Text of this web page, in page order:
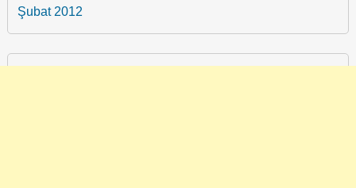
Şubat 2012